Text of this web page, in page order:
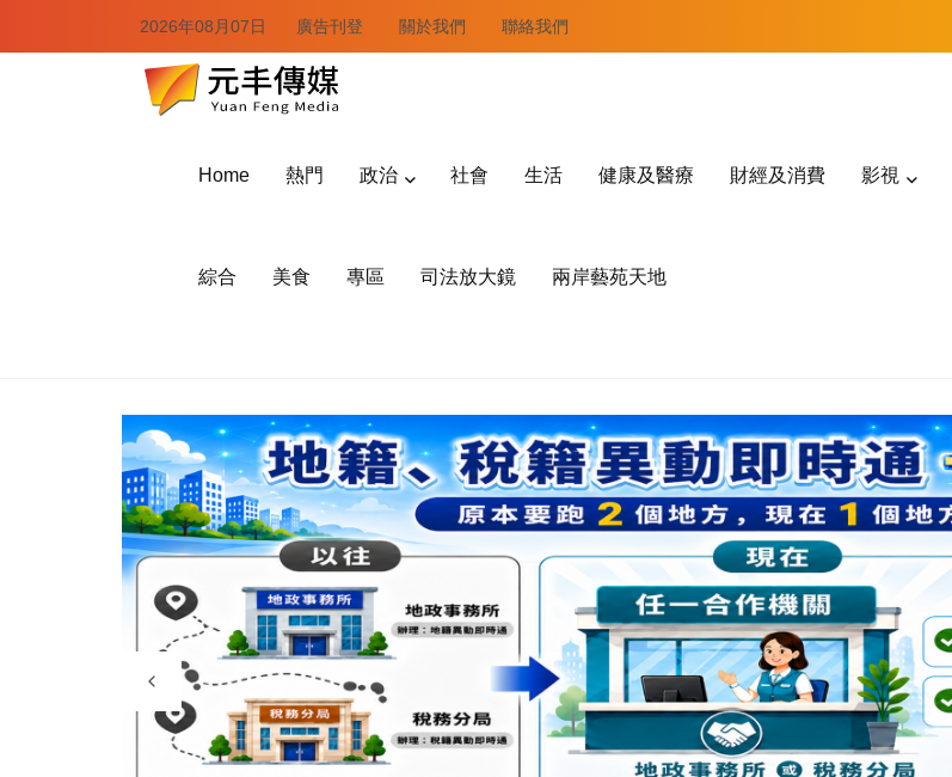
2026年08月07日 廣告刊登 關於我們 聯絡我們
Home 熱門 政治 社會 生活 健康及醫療 財經及消費 影視
綜合 美食 專區 司法放大鏡 兩岸藝苑天地